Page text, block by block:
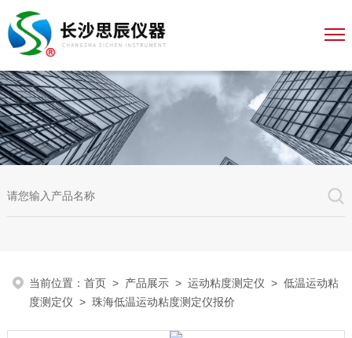
当前位置：首页 > 产品展示 >运动粘度测定仪 >低温运动粘
度测定仪 > 珠海低温运动粘度测定仪报价